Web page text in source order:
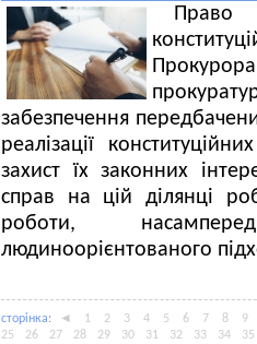
забезпечення
реалізації
захист їх законних
справ на цій ділянці
роботи,
людиноорієнтованого
сторiнка: ◄ 1 2 3 4 5 6 7 8
9
25
26 27 28 29 30 31 32 33 34
35